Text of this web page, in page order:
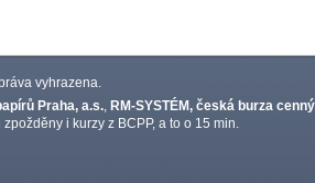
vyhrazena.
Praha, a.s. RM-SYSTÉM, česká burza
i kurzy z BCPP, a to o 15 min.